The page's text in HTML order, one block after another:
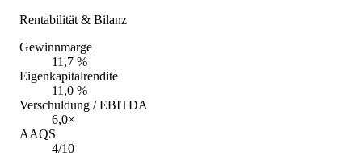
Rentabilität & Bilanz
Gewinnmarge
11,7 %
Eigenkapitalrendite
11,0 %
Verschuldung / EBITDA
6,0×
AAQS
4/10